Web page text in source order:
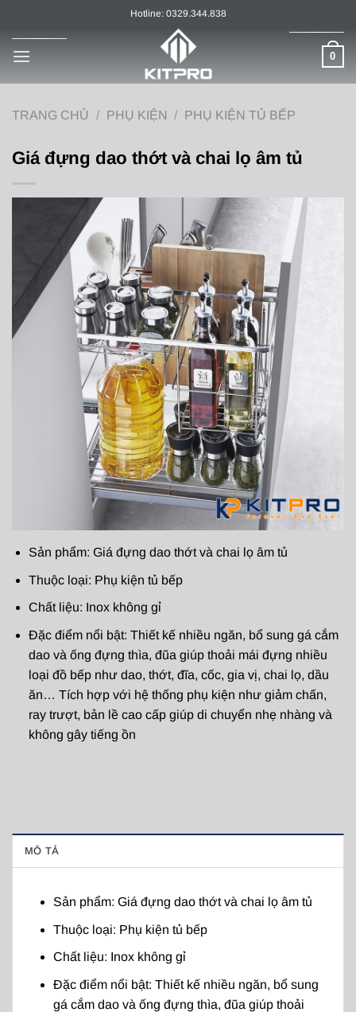
nội
Hotline: 0329.344.838
0
TRANG CHỦ / PHỤ KIỆN / PHỤ KIỆN TỦ BẾP
Giá đựng dao thớt và chai lọ âm tủ
Sản phẩm: Giá đựng dao thớt và chai lọ âm tủ
Thuộc loại: Phụ kiện tủ bếp
Chất liệu: Inox không gỉ
Đặc điểm nổi bật: Thiết kế nhiều ngăn, bổ sung gá cắm
dao và ống đựng thìa, đũa giúp thoải mái đựng nhiều
loại đồ bếp như dao, thớt, đĩa, cốc, gia vị, chai lọ, dầu
ăn… Tích hợp với hệ thống phụ kiện như giảm chấn,
ray trượt, bản lề cao cấp giúp di chuyển nhẹ nhàng và
không gây tiếng ồn
MÔ TẢ
Sản phẩm: Giá đựng dao thớt và chai lọ âm tủ
Thuộc loại: Phụ kiện tủ bếp
Chất liệu: Inox không gỉ
Đặc điểm nổi bật: Thiết kế nhiều ngăn, bổ sung
gá cắm dao và ống đựng thìa, đũa giúp thoải